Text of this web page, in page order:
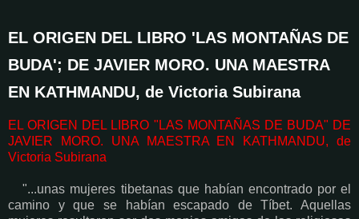
EL ORIGEN DEL LIBRO 'LAS MONTAÑAS DE
BUDA'; DE JAVIER MORO. UNA MAESTRA
EN KATHMANDU, de Victoria Subirana
EL ORIGEN DEL LIBRO "LAS MONTAÑAS DE BUDA" DE
JAVIER MORO. UNA MAESTRA EN KATHMANDU, de
Victoria Subirana
"...unas mujeres tibetanas que habían encontrado por el
camino y que se habían escapado de Tíbet. Aquellas